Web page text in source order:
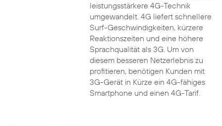
leistungsstärkere 4G-Technik
umgewandelt. 4G liefert schnellere
Surf-Geschwindigkeiten, kürzere
Reaktionszeiten und eine höhere
Sprachqualität als 3G. Um von
diesem besseren Netzerlebnis zu
profitieren, benötigen Kunden mit
3G-Gerät in Kürze ein 4G-fähiges
Smartphone und einen 4G-Tarif.